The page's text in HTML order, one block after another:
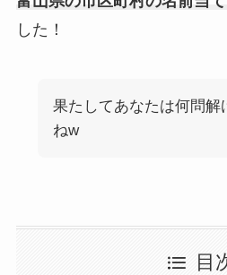
した！
果たしてあなたは何問解
ねw
目